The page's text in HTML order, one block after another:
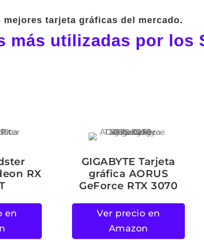
mejores tarjeta gráficas del mercado.
más utilizadas por los
RX
en
GIGABYTE Tarjeta
gráfica AORUS
GeForce RTX 3070
Ver precio en
Amazon